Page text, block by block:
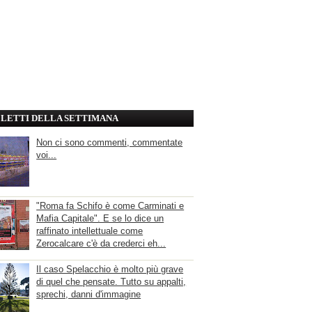
DELLA SETTIMANA
Non ci sono commenti, commentate
voi...
"Roma fa Schifo è come Carminati e
Mafia Capitale". E se lo dice un
raffinato intellettuale come
Zerocalcare c'è da crederci eh...
Il caso Spelacchio è molto più grave
di quel che pensate. Tutto su appalti,
sprechi, danni d'immagine